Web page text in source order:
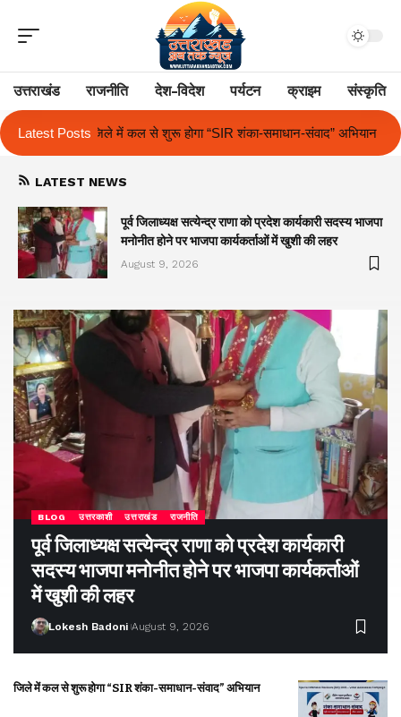
उत्तराखंड राजनीति देश-विदेश पर्यटन क्राइम संस्कृति
Latest Posts
शंका-समाधान-संवाद” अभियान द आर्यन स्कूल में अंतर-सदनीय हिंदी एवं
LATEST NEWS
पूर्व जिलाध्यक्ष सत्येन्द्र राणा को प्रदेश कार्यकारी सदस्य भाजपा
मनोनीत होने पर भाजपा कार्यकर्ताओं में खुशी की लहर
August 9, 2026
BLOG उत्तरकाशी उत्तराखंड राजनीति
पूर्व जिलाध्यक्ष सत्येन्द्र राणा को प्रदेश कार्यकारी
सदस्य भाजपा मनोनीत होने पर भाजपा कार्यकर्ताओं
में खुशी की लहर
Lokesh Badoni August 9, 2026
जिले में कल से शुरू होगा “SIR शंका-समाधान-संवाद” अभियान